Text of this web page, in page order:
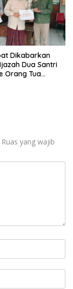
Dikabarkan
Dua Santri
Orang Tua
Ruas yang wajib